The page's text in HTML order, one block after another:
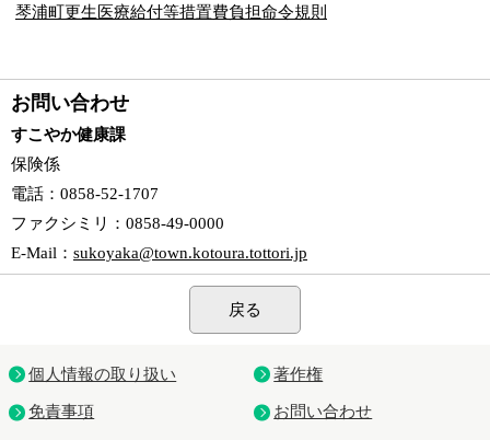
琴浦町更生医療給付等措置費負担命令規則
お問い合わせ
すこやか健康課
保険係
電話 ：0858-52-1707
ファクシミリ
：0858-49-0000
E-Mail ： sukoyaka@town.kotoura.tottori.jp
戻る
個人情報の取り扱い 著作権
免責事項 お問い合わせ